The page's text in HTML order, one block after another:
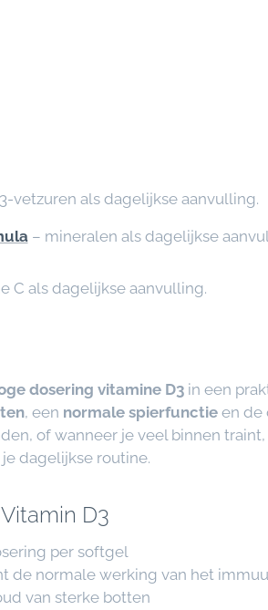
vetzuren als dagelijkse aanvulling.
– mineralen als dagelijkse
C als dagelijkse aanvulling.
dosering vitamine D3in een
, een normale spierfunctieen de
of wanneer je veel binnen
dagelijkse routine.
D3
per softgel
de normale werking van het
van sterke botten